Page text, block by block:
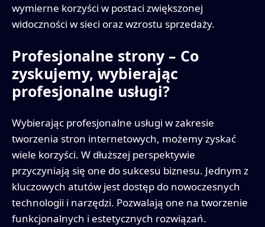
wymierne korzyści w postaci zwiększonej
widoczności w sieci oraz wzrostu sprzedaży.
Profesjonalne strony – Co
zyskujemy, wybierając
profesjonalne usługi?
Wybierając profesjonalne usługi w zakresie
tworzenia stron internetowych, możemy zyskać
wiele korzyści. W dłuższej perspektywie
przyczyniają się one do sukcesu biznesu. Jednym z
kluczowych atutów jest dostęp do nowoczesnych
technologii i narzędzi. Pozwalają one na tworzenie
funkcjonalnych i estetycznych rozwiązań.